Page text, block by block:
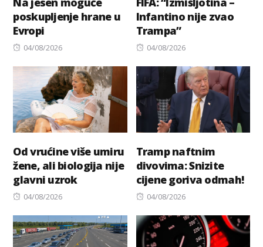
poskupljenje hrane u
Evropi
Posted
04/08/2026
Infantino nije zvao
Trampa”
Posted
04/08/2026
Od vrućine više umiru
žene, ali biologija nije
glavni uzrok
Posted
04/08/2026
Tramp naftnim
divovima: Snizite
cijene goriva odmah!
Posted
04/08/2026